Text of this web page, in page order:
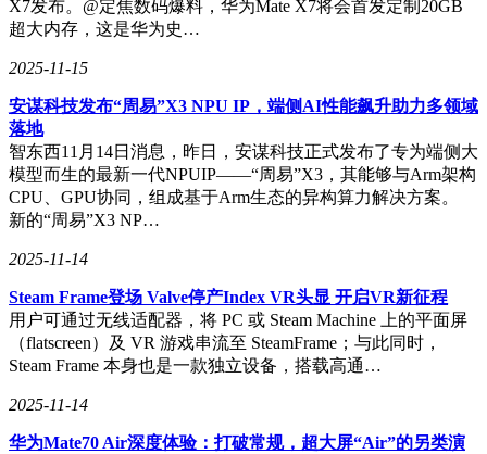
X7发布。@定焦数码爆料，华为Mate X7将会首发定制20GB
超大内存，这是华为史…
2025-11-15
安谋科技发布“周易”X3 NPU IP，端侧AI性能飙升助力多领域
落地
智东西11月14日消息，昨日，安谋科技正式发布了专为端侧大
模型而生的最新一代NPUIP——“周易”X3，其能够与Arm架构
CPU、GPU协同，组成基于Arm生态的异构算力解决方案。
新的“周易”X3 NP…
2025-11-14
Steam Frame登场 Valve停产Index VR头显 开启VR新征程
用户可通过无线适配器，将 PC 或 Steam Machine 上的平面屏
（flatscreen）及 VR 游戏串流至 SteamFrame；与此同时，
Steam Frame 本身也是一款独立设备，搭载高通…
2025-11-14
华为Mate70 Air深度体验：打破常规，超大屏“Air”的另类演